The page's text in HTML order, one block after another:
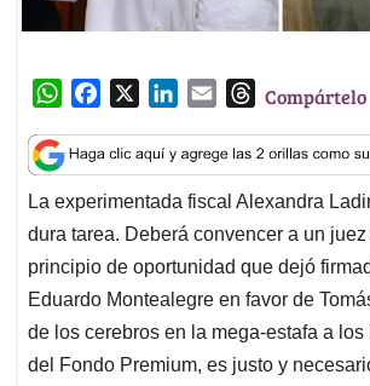
W
a
t
s
A
p
p
c
e
b
o
o
k
n
k
e
d
I
n
a
i
l
T
r
e
a
d
s
Compártelo
La experimentada fiscal Alexandra
dura tarea. Deberá convencer a un juez
principio de oportunidad que dejó
Eduardo Montealegre en favor de
de los cerebros en la mega-estafa a
del Fondo Premium, es justo y